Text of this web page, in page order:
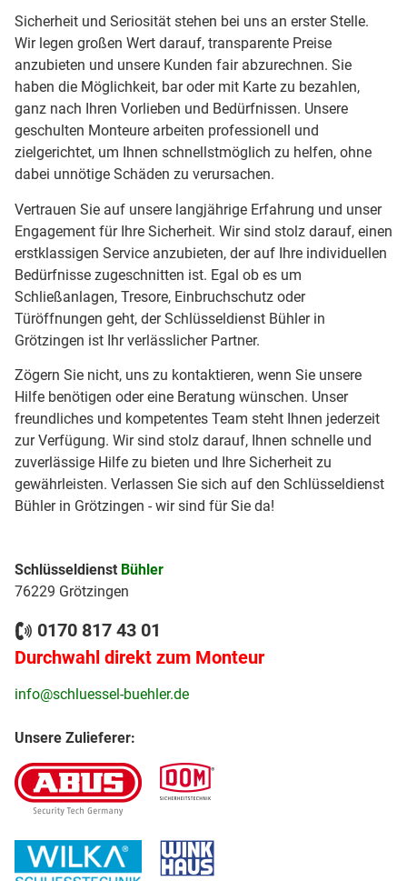
Sicherheit und Seriosität stehen bei uns an erster Stelle.
Wir legen großen Wert darauf, transparente Preise
anzubieten und unsere Kunden fair abzurechnen. Sie
haben die Möglichkeit, bar oder mit Karte zu bezahlen,
ganz nach Ihren Vorlieben und Bedürfnissen. Unsere
geschulten Monteure arbeiten professionell und
zielgerichtet, um Ihnen schnellstmöglich zu helfen, ohne
dabei unnötige Schäden zu verursachen.
Vertrauen Sie auf unsere langjährige Erfahrung und unser
Engagement für Ihre Sicherheit. Wir sind stolz darauf, einen
erstklassigen Service anzubieten, der auf Ihre individuellen
Bedürfnisse zugeschnitten ist. Egal ob es um
Schließanlagen, Tresore, Einbruchschutz oder
Türöffnungen geht, der Schlüsseldienst Bühler in
Grötzingen ist Ihr verlässlicher Partner.
Zögern Sie nicht, uns zu kontaktieren, wenn Sie unsere
Hilfe benötigen oder eine Beratung wünschen. Unser
freundliches und kompetentes Team steht Ihnen jederzeit
zur Verfügung. Wir sind stolz darauf, Ihnen schnelle und
zuverlässige Hilfe zu bieten und Ihre Sicherheit zu
gewährleisten. Verlassen Sie sich auf den Schlüsseldienst
Bühler in Grötzingen - wir sind für Sie da!
Schlüsseldienst Bühler
76229 Grötzingen
0170 817 43 01
Durchwahl direkt zum Monteur
info@schluessel-buehler.de
Unsere Zulieferer: